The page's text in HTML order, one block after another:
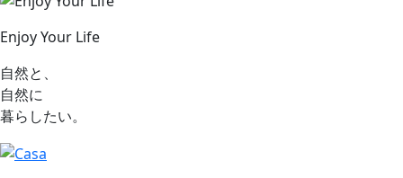
Enjoy Your Life
自然と、
自然に
暮らしたい。